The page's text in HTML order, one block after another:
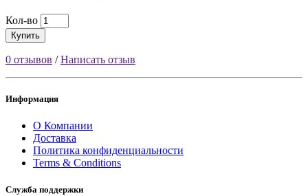
Кол-во
Купить
0 отзывов /Написать отзыв
Информация
О Компании
Доставка
Политика конфиденциальности
Terms & Conditions
Служба поддержки